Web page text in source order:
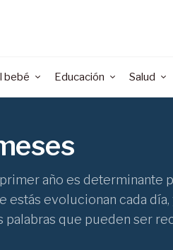
bebé Educación Salud
año es determinante
evolucionan cada día,
que pueden ser